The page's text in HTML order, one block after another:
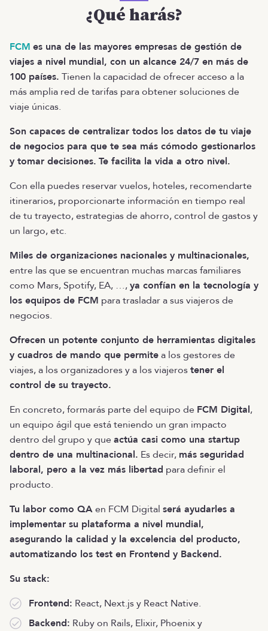
¿Qué harás?
FCM es una de las mayores empresas de gestión de
viajes a nivel mundial, con un alcance 24/7 en más de
100 países. Tienen la capacidad de ofrecer acceso a la
más amplia red de tarifas para obtener soluciones de
viaje únicas.
Son capaces de centralizar todos los datos de tu viaje
de negocios para que te sea más cómodo gestionarlos
y tomar decisiones. Te facilita la vida a otro nivel.
Con ella puedes reservar vuelos, hoteles, recomendarte
itinerarios, proporcionarte información en tiempo real
de tu trayecto, estrategias de ahorro, control de gastos y
un largo, etc.
Miles de organizaciones nacionales y multinacionales,
entre las que se encuentran muchas marcas familiares
como Mars, Spotify, EA, …,ya confían en la tecnología y
los equipos de FCM para trasladar a sus viajeros de
negocios.
Ofrecen un potente conjunto de herramientas digitales
y cuadros de mando que permitea los gestores de
viajes, a los organizadores y a los viajerostener el
control de su trayecto.
En concreto, formarás parte del equipo de FCM Digital,
un equipo ágil que está teniendo un gran impacto
dentro del grupo y queactúa casi como una startup
dentro de una multinacional. Es decir, más seguridad
laboral, pero a la vez más libertad para definir el
producto.
Tu labor como QAen FCM Digital será ayudarles a
implementar su plataforma a nivel mundial,
asegurando la calidad y la excelencia del producto,
automatizando los test en Frontend y Backend.
Su stack:
Frontend: React, Next.js y React Native.
Backend: Ruby on Rails, Elixir, Phoenix y